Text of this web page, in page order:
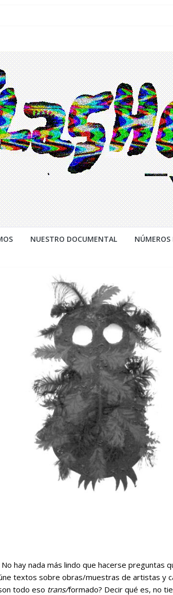
NUESTRO DOCUMENTAL NÚMEROS
hay nada más lindo que hacerse preguntas
textos sobre obras/muestras de artistas y
todo eso trans/formado? Decir qué es, no